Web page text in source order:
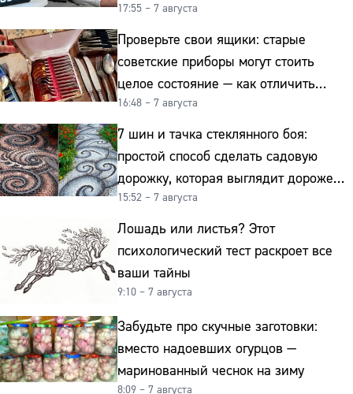
биологический ритм
17:55 – 7 августа
Проверьте свои ящики: старые
советские приборы могут стоить
целое состояние — как отличить
подделку от мельхиора
16:48 – 7 августа
7 шин и тачка стеклянного боя:
простой способ сделать садовую
дорожку, которая выглядит дороже
гранита
15:52 – 7 августа
Лошадь или листья? Этот
психологический тест раскроет все
ваши тайны
9:10 – 7 августа
Забудьте про скучные заготовки:
вместо надоевших огурцов —
маринованный чеснок на зиму
8:09 – 7 августа